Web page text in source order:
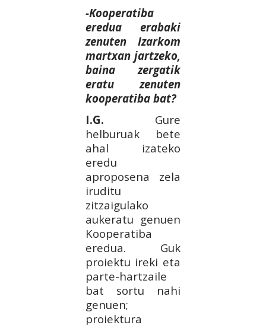
-Kooperatiba
eredua erabaki
zenuten Izarkom
martxan jartzeko,
baina zergatik
eratu zenuten
kooperatiba bat?
I.G. Gure
helburuak bete
ahal izateko
eredu
aproposena zela
iruditu
zitzaigulako
aukeratu genuen
Kooperatiba
eredua. Guk
proiektu ireki eta
parte-hartzaile
bat sortu nahi
genuen;
proiektura